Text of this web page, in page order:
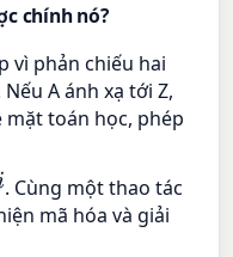
chính nó?
vì phản chiếu hai
A ánh xạ tới Z,
mặt toán học, phép
. Cùng một thao tác
mã hóa và giải